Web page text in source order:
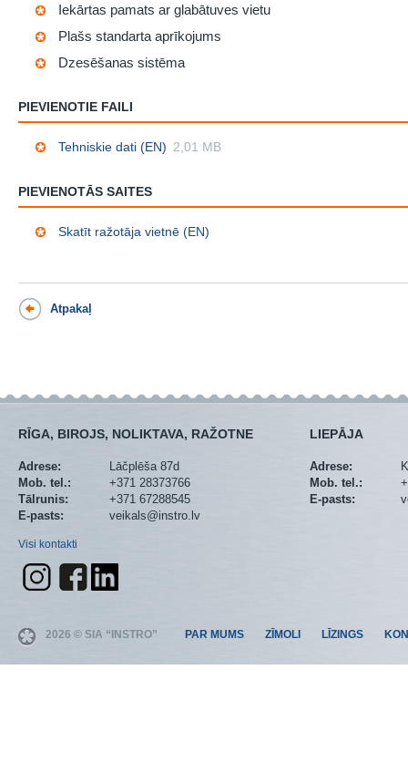
Iekārtas pamats ar glabātuves vietu
Plašs standarta aprīkojums
Dzesēšanas sistēma
PIEVIENOTIE FAILI
Tehniskie dati (EN) 2,01 MB
PIEVIENOTĀS SAITES
Skatīt ražotāja vietnē (EN)
Atpakaļ
RĪGA, BIROJS, NOLIKTAVA, RAŽOTNE
Adrese:
Lāčplēša 87d
Mob. tel.:
+371 28373766
Tālrunis:
+371 67288545
E-pasts:
veikals@instro.lv
Visi kontakti
LIEPĀJA
Adrese:
Mob. tel.:
E-pasts:
2026 © SIA “INSTRO” PAR MUMS ZĪMOLI LĪZINGS